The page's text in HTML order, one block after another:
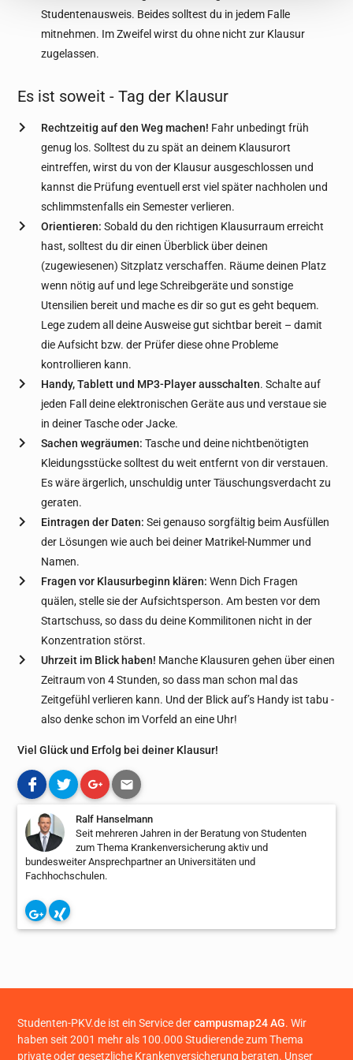
Studentenausweis. Beides solltest du in jedem Falle
mitnehmen. Im Zweifel wirst du ohne nicht zur Klausur
zugelassen.
Es ist soweit - Tag der Klausur
Rechtzeitig auf den Weg machen! Fahr unbedingt früh
genug los. Solltest du zu spät an deinem Klausurort
eintreffen, wirst du von der Klausur ausgeschlossen und
kannst die Prüfung eventuell erst viel später nachholen und
schlimmstenfalls ein Semester verlieren.
Orientieren: Sobald du den richtigen Klausurraum erreicht
hast, solltest du dir einen Überblick über deinen
(zugewiesenen) Sitzplatz verschaffen. Räume deinen Platz
wenn nötig auf und lege Schreibgeräte und sonstige
Utensilien bereit und mache es dir so gut es geht bequem.
Lege zudem all deine Ausweise gut sichtbar bereit – damit
die Aufsicht bzw. der Prüfer diese ohne Probleme
kontrollieren kann.
Handy, Tablett und MP3-Player ausschalten. Schalte auf
jeden Fall deine elektronischen Geräte aus und verstaue sie
in deiner Tasche oder Jacke.
Sachen wegräumen: Tasche und deine nichtbenötigten
Kleidungsstücke solltest du weit entfernt von dir verstauen.
Es wäre ärgerlich, unschuldig unter Täuschungsverdacht zu
geraten.
Eintragen der Daten: Sei genauso sorgfältig beim Ausfüllen
der Lösungen wie auch bei deiner Matrikel-Nummer und
Namen.
Fragen vor Klausurbeginn klären:Wenn Dich Fragen
quälen, stelle sie der Aufsichtsperson. Am besten vor dem
Startschuss, so dass du deine Kommilitonen nicht in der
Konzentration störst.
Uhrzeit im Blick haben! Manche Klausuren gehen über einen
Zeitraum von 4 Stunden, so dass man schon mal das
Zeitgefühl verlieren kann. Und der Blick auf’s Handy ist tabu -
also denke schon im Vorfeld an eine Uhr!
Viel Glück und Erfolg bei deiner Klausur!
Ralf Hanselmann
Seit mehreren Jahren in der Beratung von Studenten
zum Thema Krankenversicherung aktiv und
bundesweiter Ansprechpartner an Universitäten und
Fachhochschulen.
Studenten-PKV.de ist ein Service dercampusmap24 AG. Wir
haben seit 2001 mehr als 100.000 Studierende zum Thema
private oder gesetzliche Krankenversicherung beraten. Unser